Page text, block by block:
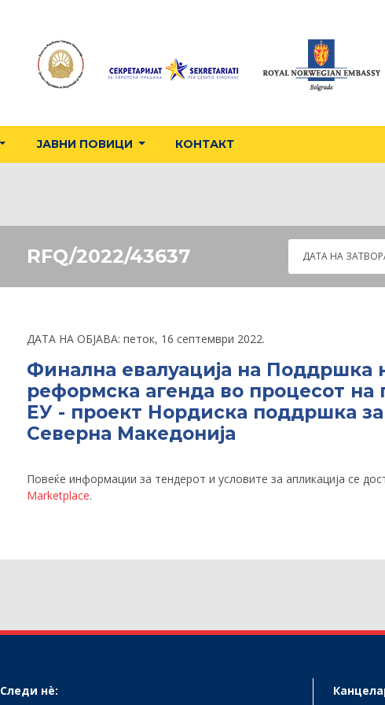
ЈАВНИ ПОВИЦИ КОНТАКТ
RFQ/2022/43637 ДАТА НА
ДАТА НА ОБЈАВА: петок, 16 септември 2022.
Финална евалуација на Поддршка
реформска агенда во процесот на
ЕУ - проект Нордиска поддршка
Северна Македонија
Повеќе информации за тендерот и условите за апликација се
Marketplace.
Следи нѐ: